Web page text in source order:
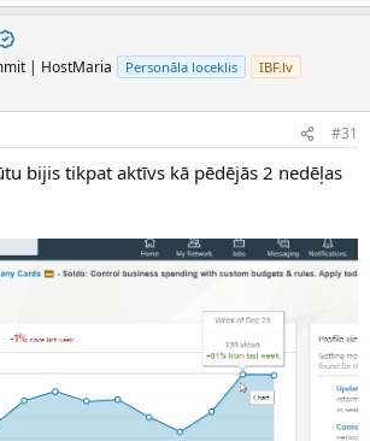
| HostMaria Personāla loceklis IBF.lv
#31
bijis tikpat aktīvs kā pēdējās 2 nedēļas